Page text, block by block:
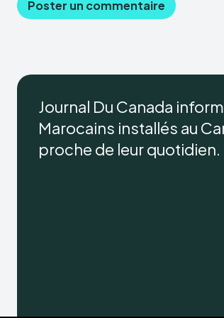
Journal Du Canada
Marocains installés au
proche de leur quotidien.